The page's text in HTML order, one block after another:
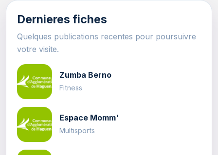
Dernieres fiches
Quelques publications recentes pour poursuivre
votre visite.
Zumba Berno
Fitness
Espace Momm'
Multisports